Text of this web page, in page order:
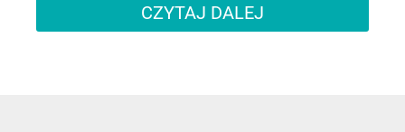
CZYTAJ DALEJ